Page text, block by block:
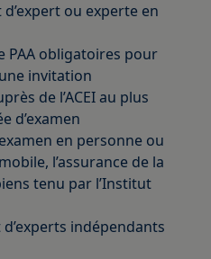
ou experte en
PAA obligatoires pour
invitation
de l’ACEI au plus
d’examen
en personne ou
l’assurance de la
tenu par l’Institut
indépendants